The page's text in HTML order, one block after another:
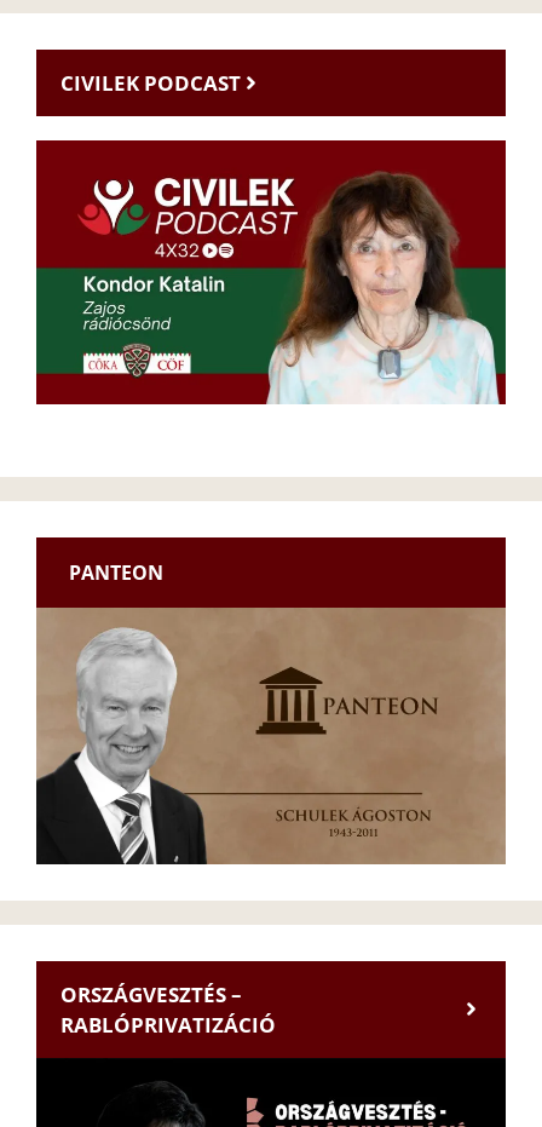
CIVILEK PODCAST
PANTEON
ORSZÁGVESZTÉS –
RABLÓPRIVATIZÁCIÓ